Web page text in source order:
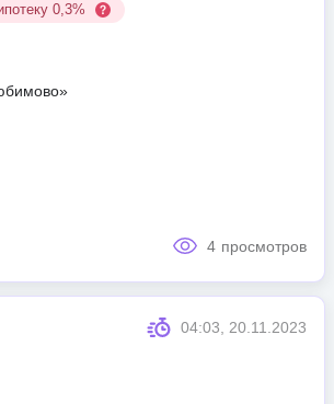
0,3%
4 просмотров
04:03, 20.11.2023